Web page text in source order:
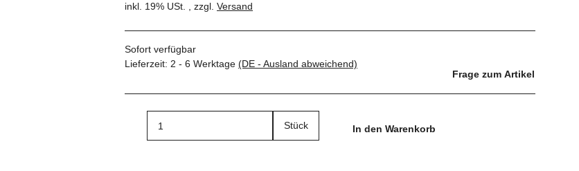
inkl. 19% USt. , zzgl. Versand
Sofort verfügbar
Lieferzeit: 2 - 6 Werktage (DE - Ausland abweichend)
Frage zum Artikel
Stück In den Warenkorb